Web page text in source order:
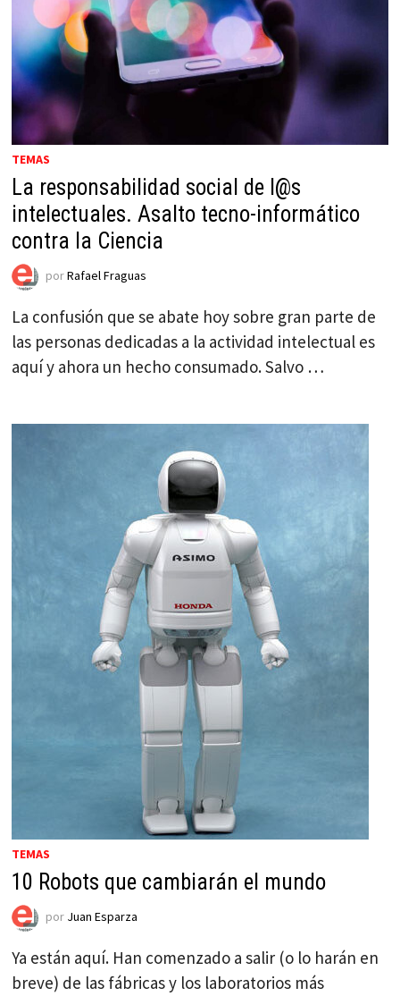
TEMAS
La responsabilidad social de l@s
intelectuales. Asalto tecno-informático
contra la Ciencia
porRafael Fraguas
La confusión que se abate hoy sobre gran parte de
las personas dedicadas a la actividad intelectual es
aquí y ahora un hecho consumado. Salvo …
TEMAS
10 Robots que cambiarán el mundo
por Juan Esparza
Ya están aquí. Han comenzado a salir (o lo harán en
breve) de las fábricas y los laboratorios más